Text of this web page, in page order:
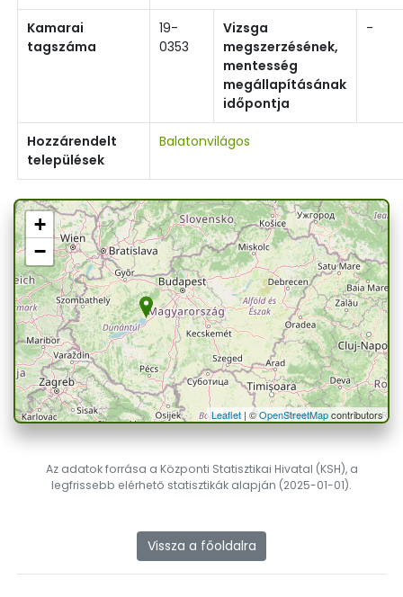
Kamarai
tagszáma
19-
0353
Vizsga
megszerzésének,
mentesség
megállapításának
időpontja
-
Hozzárendelt
települések
Balatonvilágos
+
−
Leaflet| ©OpenStreetMapcontributors
Az adatok forrása a Központi Statisztikai Hivatal (KSH), a
legfrissebb elérhető statisztikák alapján (2025-01-01).
Vissza a főoldalra